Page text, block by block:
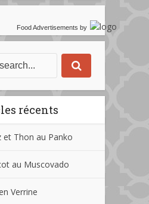
Food Advertisements by
récents
et Thon au Panko
au Muscovado
Verrine